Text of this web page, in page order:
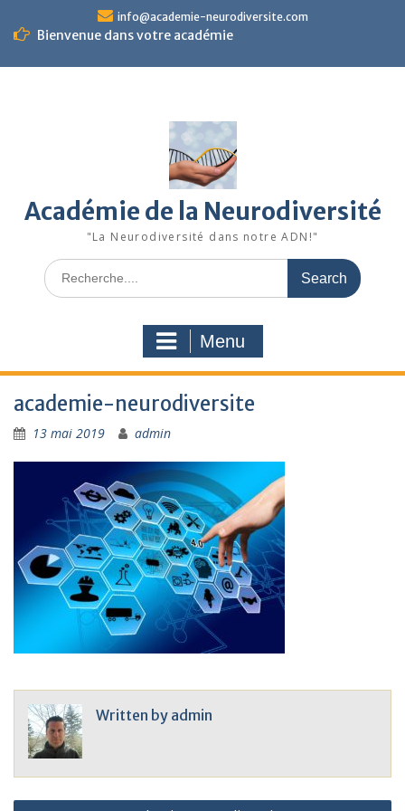
content
info@academie-neurodiversite.com
Bienvenue dans votre académie
Académie de la Neurodiversité
"La Neurodiversité dans notre ADN!"
Search
for:
Menu
academie-neurodiversite
13 mai 2019 admin
Written by admin
Navigation